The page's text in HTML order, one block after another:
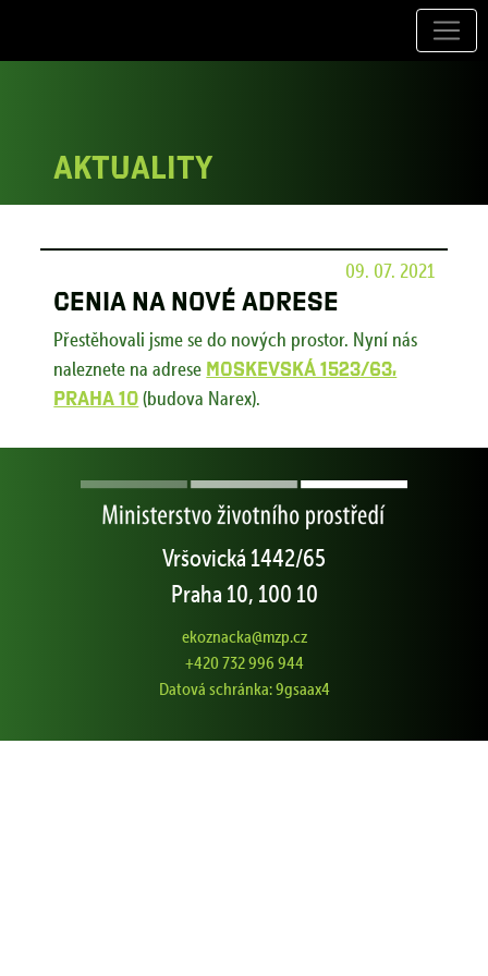
Aktuality
09. 07. 2021
CENIA na nové adrese
Přestěhovali jsme se do nových prostor. Nyní nás
naleznete na adrese Moskevská 1523/63,
Praha 10 (budova Narex).
Vršovická 1442/65
Praha 10, 100 10
ekoznacka@mzp.cz
+420 732 996 944
Datová schránka: 9gsaax4